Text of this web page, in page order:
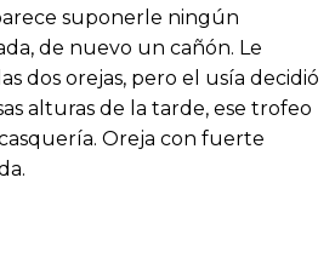
suponerle ningún
de nuevo un cañón. Le
dos orejas, pero el usía decidió
alturas de la tarde, ese trofeo
Oreja con fuerte